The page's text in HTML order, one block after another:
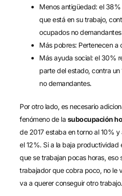
Menos antigüedad: el 38%
que está en su trabajo,
ocupados no
Más pobres: Pertenecen a
Más ayuda social: el 30%
parte del estado, contra
no demandantes.
Por otro lado, es necesario
fenómeno de la subocupación
de 2017 estaba en torno al 10%
el 12%. Si a la baja productividad
que se trabajan pocas horas, eso
trabajador que cobra poco, no le
va a querer conseguir otro trabajo.